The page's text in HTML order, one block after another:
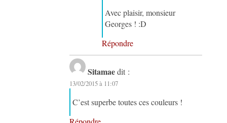
Avec plaisir, monsieur
Georges ! :D
Répondre
Sitamae dit :
13/02/2015 à 11:07
C’est superbe toutes ces couleurs !